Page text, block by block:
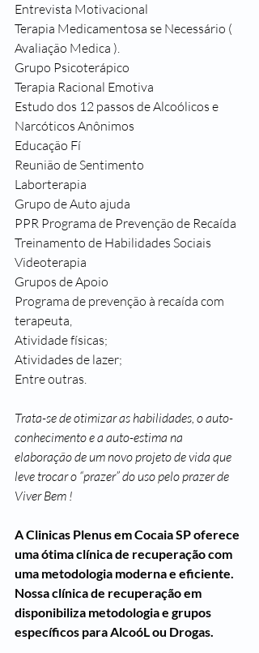
Entrevista Motivacional
Terapia Medicamentosa se Necessário (
Avaliação Medica ).
Grupo Psicoterápico
Terapia Racional Emotiva
Estudo dos 12 passos de Alcoólicos e
Narcóticos Anônimos
Educação Fí
Reunião de Sentimento
Laborterapia
Grupo de Auto ajuda
PPR Programa de Prevenção de Recaída
Treinamento de Habilidades Sociais
Videoterapia
Grupos de Apoio
Programa de prevenção à recaída com
terapeuta,
Atividade físicas;
Atividades de lazer;
Entre outras.
Trata-se de otimizar as habilidades, o auto-
conhecimento e a auto-estima na
elaboração de um novo projeto de vida que
leve trocar o “prazer” do uso pelo prazer de
Viver Bem !
A Clinicas Plenus em Cocaia SP oferece
uma ótima clínica de recuperação com
uma metodologia moderna e eficiente.
Nossa clínica de recuperação em
disponibiliza metodologia e grupos
específicos para AlcoóL ou Drogas.